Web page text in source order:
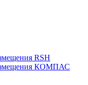
RSH
КОМПАС